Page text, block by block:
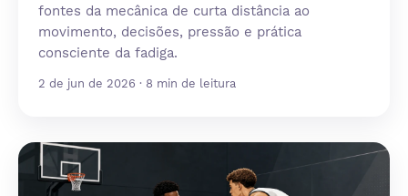
fontes da mecânica de curta distância ao
movimento, decisões, pressão e prática
consciente da fadiga.
2 de jun de 2026 · 8 min de leitura